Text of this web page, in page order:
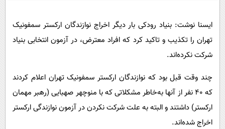
فناوری
گوناگون
محیط زیست
سلامت
روانشناسی
آشپزی
ایسنا نوشت: بنیاد رودکی بار دیگر اخراج نوازندگان ارکستر سمفونیک
تهران را تکذیب و تاکید کرد که افراد معترض، در آزمون انتخابی بنیاد
شرکت نکرده‌اند.
چند وقت قبل بود که نوازندگان ارکستر سمفونیک تهران اعلام کردند
که ۴۰ نفر از آنها به‌خاطر مشکلاتی که با منوچهر صهبایی (رهبر مهمان
ارکستر) داشتند و البته به علت شرکت نکردن در آزمون نوازندگی ارکستر
اخراج شده‌اند.